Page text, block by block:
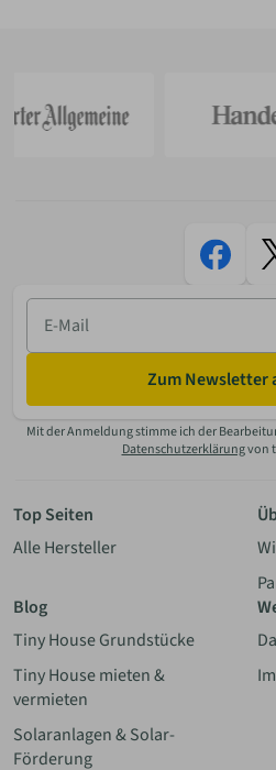
E-
Mail
Zum Newsletter
Mit der Anmeldung stimme ich der
Datenschutzerklärungvon
Top Seiten
Alle Hersteller
Blog
Tiny House Grundstücke
Tiny House mieten &
vermieten
Solaranlagen & Solar-
Förderung